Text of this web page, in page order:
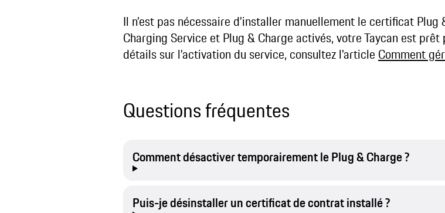
Il n’est pas nécessaire d’installer manuellement le certificat
Charging Service et Plug & Charge activés, votre Taycan est
détails sur l’activation du service, consultez l'article Comment
Questions fréquentes
Comment désactiver temporairement le Plug & Charge ?
Puis-je désinstaller un certificat de contrat installé ?